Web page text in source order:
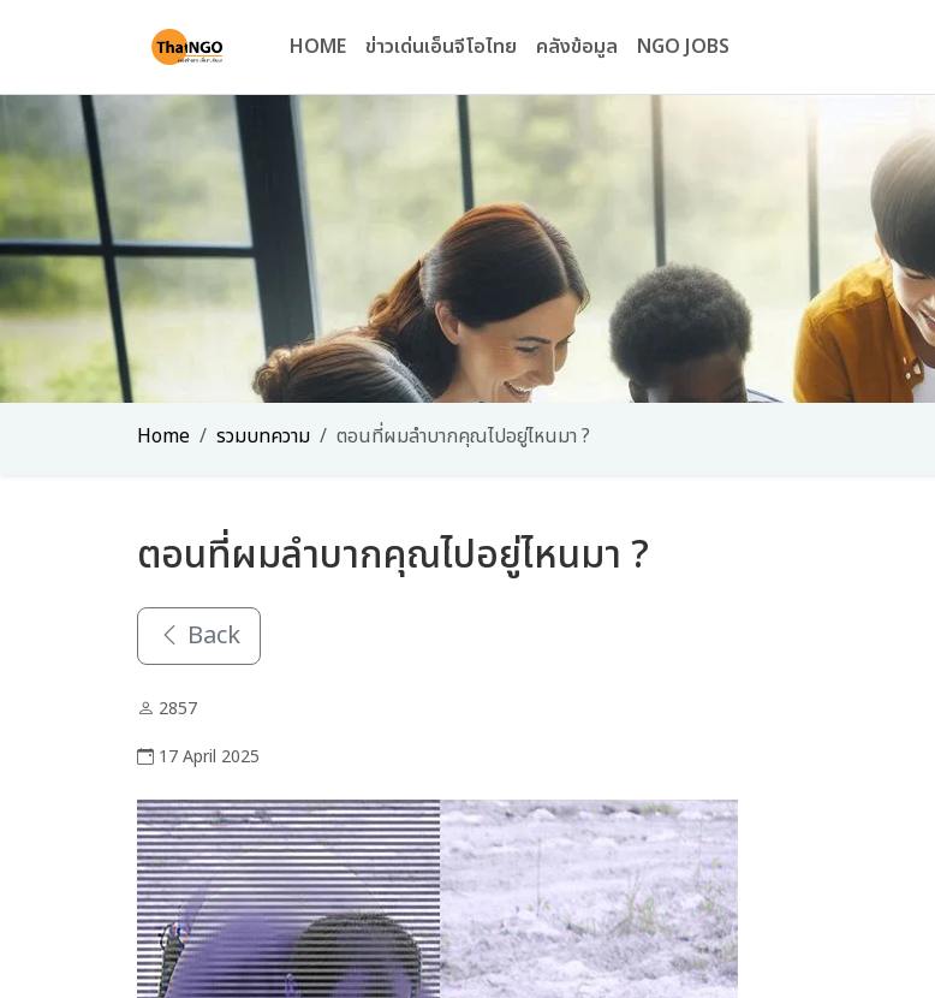
HOME ข่าวเด่นเอ็นจีโอไทย คลังข้อมูล NGO JOBS
Home รวมบทความ ตอนที่ผมลำบากคุณไปอยู่ไหนมา ?
ตอนที่ผมลำบากคุณไปอยู่ไหนมา ?
Back
2857
17 April 2025